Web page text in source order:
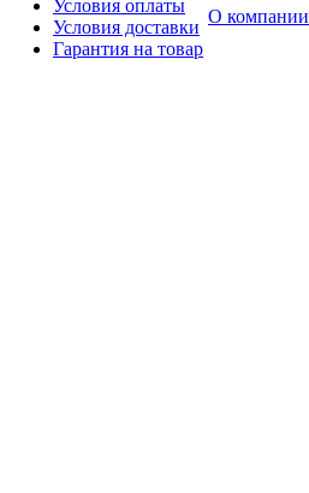
Условия оплаты
Условия доставки
Гарантия на товар
О компании